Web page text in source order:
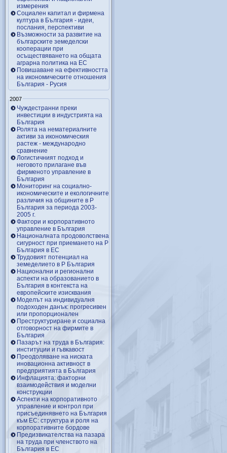
измерения
Социален капитал и фирмена
култура в България - идеи,
послания, перспективи
Възможности за развитие на
българските земеделски
кооперации при
осъществяването на общата
аграрна политика на ЕС
Повишаване на ефективността
на икономическите отношения
България - Русия
2007
Чуждестранни преки
инвестиции в индустрията на
България
Ролята на нематериалните
активи за икономическия
растеж - международно
сравнение
Логистичният подход и
неговото прилагане във
фирменото управление в
България
Мониторинг на социално-
икономическите и екологичните
различия на общините в Р
България за периода 2003-
2005 г.
Фактори и корпоративното
управление в България
Националната продоволствена
сигурност при приемането на Р
България в ЕС
Трудовият потенциал на
земеделието в Р България
Национални и регионални
аспекти на образованието в
България в контекста на
европейските изисквания
Моделът на индивидуалня
подоходен данък: прогресивен
или пропорционален
Преструктуриране и социална
отговорност на фирмите в
България
Пазарът на труда в България:
институции и гъвкавост
Преодоляване на ниската
иновационна активност в
предприятията в България
Инфлацията: факторни
взаимодействия и моделни
конструкции
Аспекти на корпоративното
управление и контрол при
присъединявнето на България
към ЕС: структура и роля на
корпоративните бордове
Предизвикателства на пазара
на труда при членството на
България в ЕС